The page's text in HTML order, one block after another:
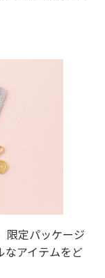
定パッケージ
なアイテムをど